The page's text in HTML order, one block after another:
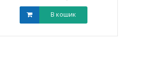
В кошик